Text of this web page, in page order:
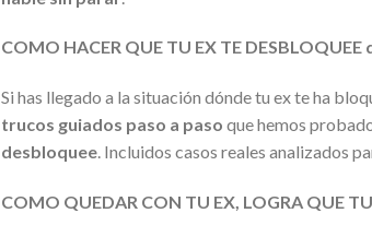
COMO HACER QUE TU EX TE DESBLOQUEE
Si has llegado a la situación dónde tu ex te ha
trucos guiados paso a paso que hemos
desbloquee. Incluidos casos reales analizados
COMO QUEDAR CON TU EX, LOGRA QUE